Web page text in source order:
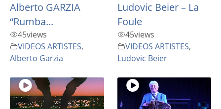
Alberto GARZIA
“Rumba...
45views
VIDEOS ARTISTES,
Alberto Garzia
Ludovic Beier – La
Foule
45views
VIDEOS ARTISTES,
Ludovic Beier